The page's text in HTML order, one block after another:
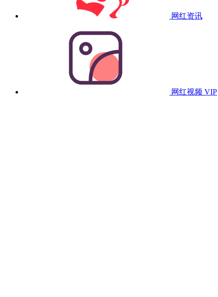
网红资讯
网红视频 VIP